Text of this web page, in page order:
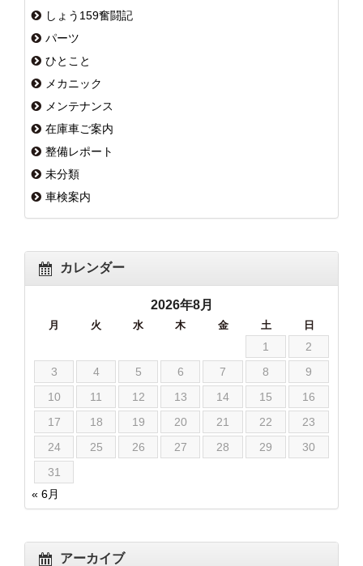
しょう159奮闘記
パーツ
ひとこと
メカニック
メンテナンス
在庫車ご案内
整備レポート
未分類
車検案内
カレンダー
2026年8月
月 火 水 木 金 土 日
1
2
3
4 5 6 7 8
9
10
11 12 13 14 15
16
17
18 19 20 21 22
23
24
25 26 27 28 29
30
31
« 6月
アーカイブ